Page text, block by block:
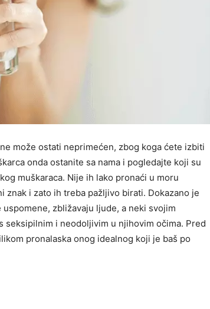
može ostati neprimećen, zbog koga ćete izbiti
onda ostanite sa nama i pogledajte koji su
muškaraca. Nije ih lako pronaći u moru
i zato ih treba pažljivo birati. Dokazano je
zbližavaju ljude, a neki svojim
seksipilnim i neodoljivim u njihovim očima. Pred
pronalaska onog idealnog koji je baš po